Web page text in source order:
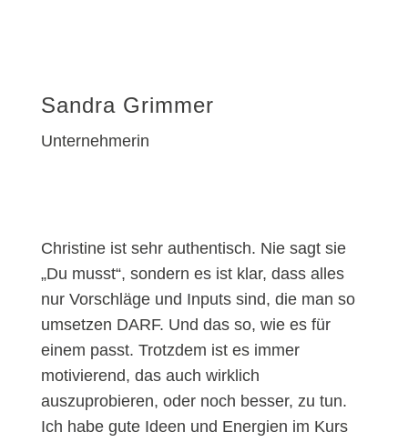
Sandra Grimmer
Unternehmerin
Christine ist sehr authentisch. Nie sagt sie
„Du musst“, sondern es ist klar, dass alles
nur Vorschläge und Inputs sind, die man so
umsetzen DARF. Und das so, wie es für
einem passt. Trotzdem ist es immer
motivierend, das auch wirklich
auszuprobieren, oder noch besser, zu tun.
Ich habe gute Ideen und Energien im Kurs